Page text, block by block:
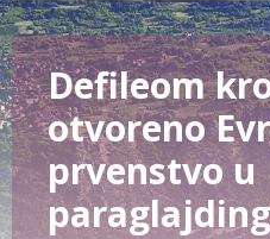
Defileom
otvoreno
prvenstvo u